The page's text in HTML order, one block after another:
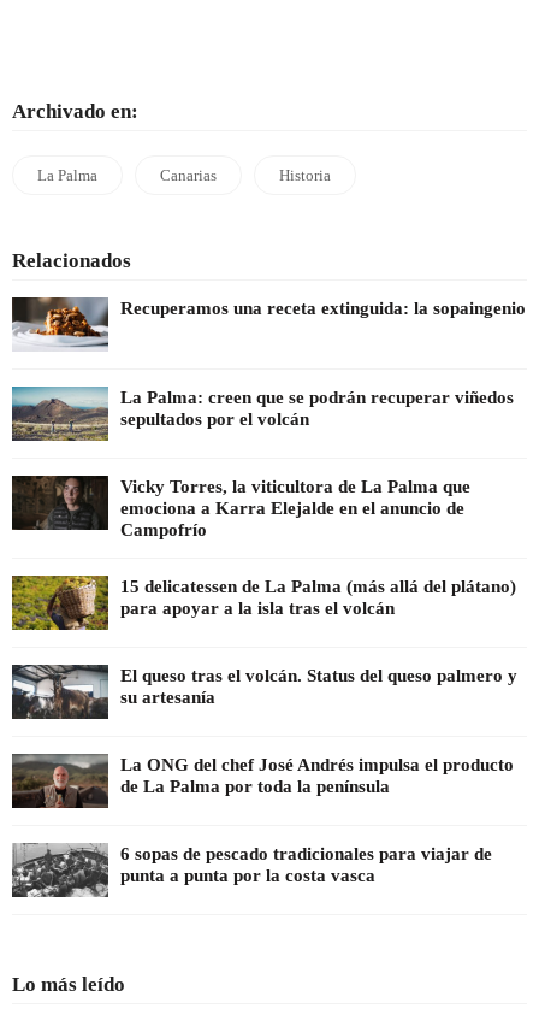
Archivado en:
La Palma Canarias Historia
Relacionados
Recuperamos una receta extinguida: la sopaingenio
La Palma: creen que se podrán recuperar viñedos
sepultados por el volcán
Vicky Torres, la viticultora de La Palma que
emociona a Karra Elejalde en el anuncio de
Campofrío
15 delicatessen de La Palma (más allá del plátano)
para apoyar a la isla tras el volcán
El queso tras el volcán. Status del queso palmero y
su artesanía
La ONG del chef José Andrés impulsa el producto
de La Palma por toda la península
6 sopas de pescado tradicionales para viajar de
punta a punta por la costa vasca
Lo más leído